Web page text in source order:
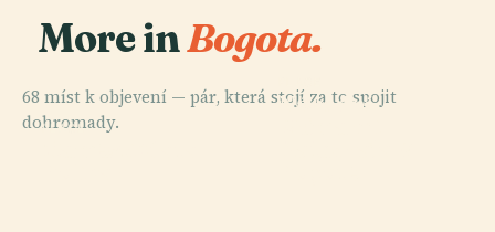
More inBogota.
68 míst k objevení — pár, která stojí za to spojit
dohromady.
PLACE
Národní
PLACE
PLACE